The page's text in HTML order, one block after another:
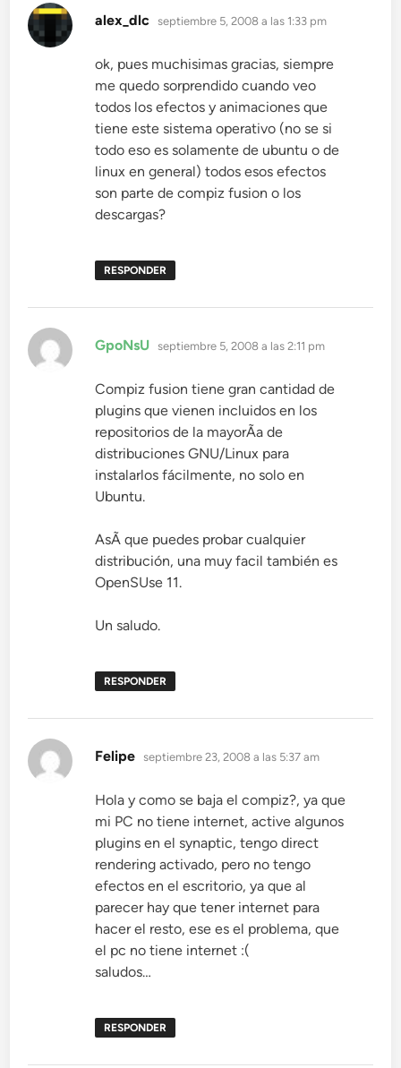
alex_dlc dice:
septiembre 5, 2008 a las 1:33 pm
ok, pues muchisimas gracias, siempre
me quedo sorprendido cuando veo
todos los efectos y animaciones que
tiene este sistema operativo (no se si
todo eso es solamente de ubuntu o de
linux en general) todos esos efectos
son parte de compiz fusion o los
descargas?
RESPONDER
GpoNsU dice:
septiembre 5, 2008 a las 2:11 pm
Compiz fusion tiene gran cantidad de
plugins que vienen incluidos en los
repositorios de la mayorÃ­a de
distribuciones GNU/Linux para
instalarlos fácilmente, no solo en
Ubuntu.
AsÃ­ que puedes probar cualquier
distribución, una muy facil también es
OpenSUse 11.
Un saludo.
RESPONDER
Felipe dice:
septiembre 23, 2008 a las 5:37 am
Hola y como se baja el compiz?, ya que
mi PC no tiene internet, active algunos
plugins en el synaptic, tengo direct
rendering activado, pero no tengo
efectos en el escritorio, ya que al
parecer hay que tener internet para
hacer el resto, ese es el problema, que
el pc no tiene internet :(
saludos…
RESPONDER